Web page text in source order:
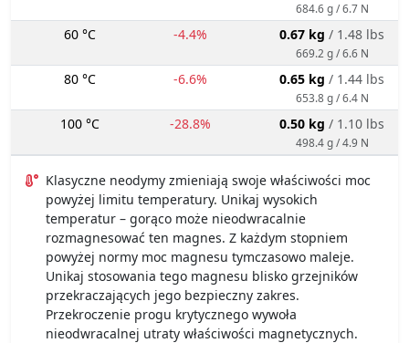
684.6 g / 6.7 N
60 °C -4.4% 0.67 kg / 1.48 lbs
669.2 g / 6.6 N
80 °C -6.6% 0.65 kg / 1.44 lbs
653.8 g / 6.4 N
100 °C -28.8% 0.50 kg / 1.10 lbs
498.4 g / 4.9 N
Klasyczne neodymy zmieniają swoje właściwości moc
powyżej limitu temperatury. Unikaj wysokich
temperatur – gorąco może nieodwracalnie
rozmagnesować ten magnes. Z każdym stopniem
powyżej normy moc magnesu tymczasowo maleje.
Unikaj stosowania tego magnesu blisko grzejników
przekraczających jego bezpieczny zakres.
Przekroczenie progu krytycznego wywoła
nieodwracalnej utraty właściwości magnetycznych.